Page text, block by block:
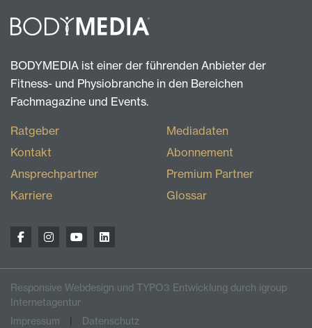
BODYMEDIA ist einer der führenden Anbieter der
Fitness- und Physiobranche in den Bereichen
Fachmagazine und Events.
Ratgeber
Kontakt
Ansprechpartner
Karriere
Mediadaten
Abonnement
Premium Partner
Glossar
Responsive Webdesign und TYPO3 Entwicklung durch igroup
Internetagentur
Impressum
Datenschutz